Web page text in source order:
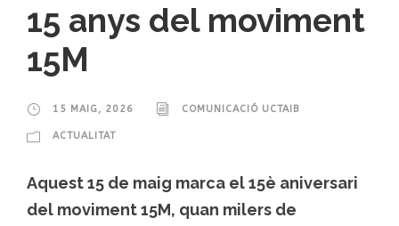
15 anys del moviment
15M
15 MAIG, 2026 COMUNICACIÓ UCTAIB
ACTUALITAT
Aquest 15 de maig marca el 15è aniversari
del moviment 15M, quan milers de